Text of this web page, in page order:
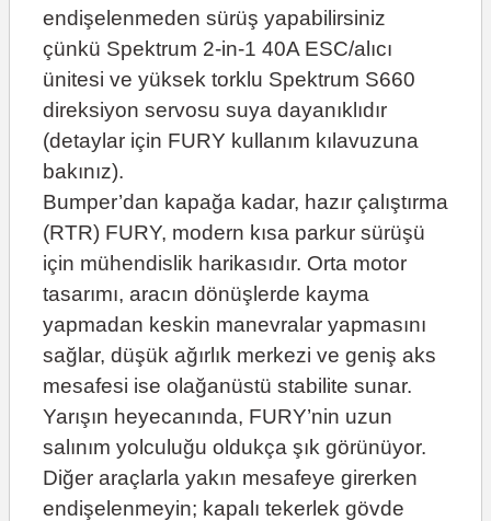
endişelenmeden sürüş yapabilirsiniz
çünkü Spektrum 2-in-1 40A ESC/alıcı
ünitesi ve yüksek torklu Spektrum S660
direksiyon servosu suya dayanıklıdır
(detaylar için FURY kullanım kılavuzuna
bakınız).
Bumper’dan kapağa kadar, hazır çalıştırma
(RTR) FURY, modern kısa parkur sürüşü
için mühendislik harikasıdır. Orta motor
tasarımı, aracın dönüşlerde kayma
yapmadan keskin manevralar yapmasını
sağlar, düşük ağırlık merkezi ve geniş aks
mesafesi ise olağanüstü stabilite sunar.
Yarışın heyecanında, FURY’nin uzun
salınım yolculuğu oldukça şık görünüyor.
Diğer araçlarla yakın mesafeye girerken
endişelenmeyin; kapalı tekerlek gövde